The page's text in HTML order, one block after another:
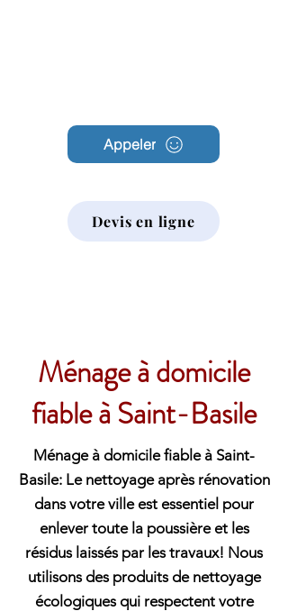
Appeler
Devis en ligne
Ménage à domicile
fiable à Saint-Basile
Ménage à domicile fiable à Saint-
Basile: Le nettoyage après rénovation
dans votre ville est essentiel pour
enlever toute la poussière et les
résidus laissés par les travaux! Nous
utilisons des produits de nettoyage
écologiques qui respectent votre